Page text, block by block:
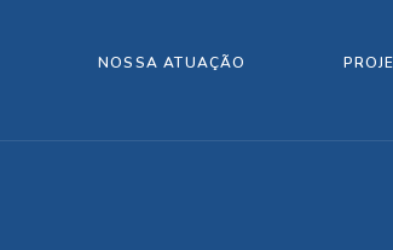
NOSSA ATUAÇÃO